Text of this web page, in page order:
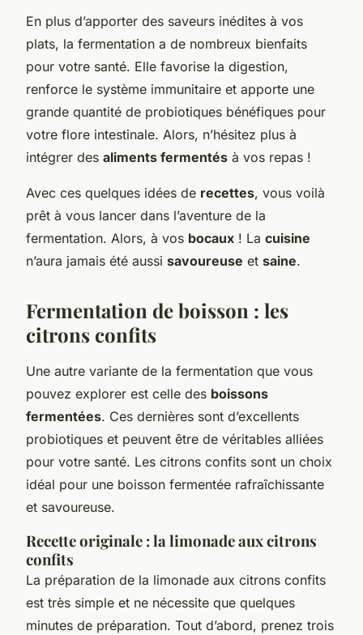
En plus d’apporter des saveurs inédites à vos
plats, la fermentation a de nombreux bienfaits
pour votre santé. Elle favorise la digestion,
renforce le système immunitaire et apporte une
grande quantité de probiotiques bénéfiques pour
votre flore intestinale. Alors, n’hésitez plus à
intégrer des aliments fermentés à vos repas !
Avec ces quelques idées de recettes, vous voilà
prêt à vous lancer dans l’aventure de la
fermentation. Alors, à vos bocaux ! La cuisine
n’aura jamais été aussi savoureuse et saine.
Fermentation de boisson : les
citrons confits
Une autre variante de la fermentation que vous
pouvez explorer est celle des boissons
fermentées. Ces dernières sont d’excellents
probiotiques et peuvent être de véritables alliées
pour votre santé. Les citrons confits sont un choix
idéal pour une boisson fermentée rafraîchissante
et savoureuse.
Recette originale : la limonade aux citrons
confits
La préparation de la limonade aux citrons confits
est très simple et ne nécessite que quelques
minutes de préparation. Tout d’abord, prenez trois